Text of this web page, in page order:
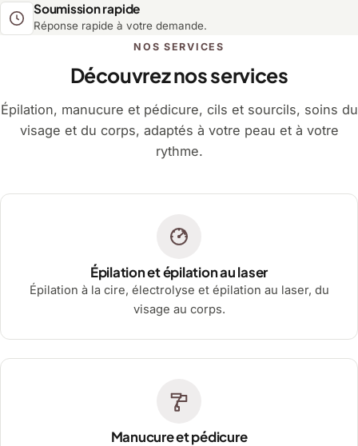
Soumission rapide
Réponse rapide à votre demande.
NOS SERVICES
Découvrez nos services
Épilation, manucure et pédicure, cils et sourcils, soins du
visage et du corps, adaptés à votre peau et à votre
rythme.
Épilation et épilation au laser
Épilation à la cire, électrolyse et épilation au laser, du
visage au corps.
Manucure et pédicure